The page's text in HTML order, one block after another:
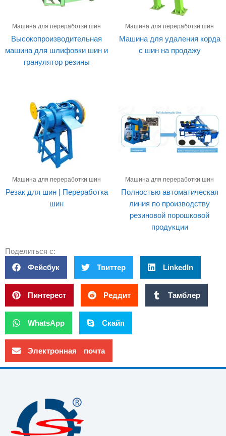
Машина для переработки шин
Высокопроизводительная
машина для шлифовки шин и
гранулятор резины
Машина для переработки шин
Машина для удаления корда
с шин на продажу
Машина для переработки шин
Резак для шин | Переработка
шин
Машина для переработки шин
Полностью автоматическая
линия по производству
резиновой порошковой
продукции
Поделиться с:
Фейсбук Твиттер LinkedIn
Пинтерест Реддит Тамблер
WhatsApp Скайп
Электронная почта